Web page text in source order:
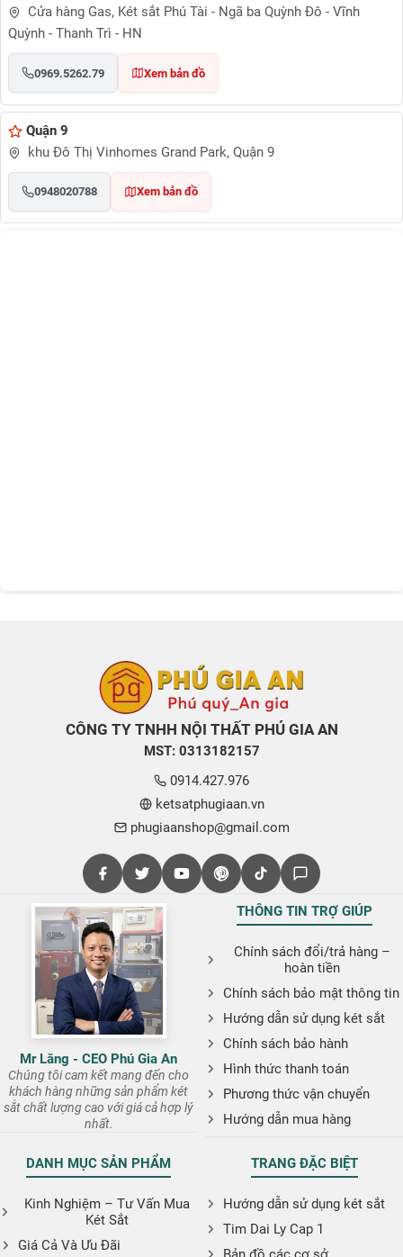
Cửa hàng Gas, Két sắt Phú Tài - Ngã ba Quỳnh Đô - Vĩnh
Quỳnh - Thanh Trì - HN
0969.5262.79 Xem bản đồ
Quận 9
khu Đô Thị Vinhomes Grand Park, Quận 9
0948020788 Xem bản đồ
CÔNG TY TNHH NỘI THẤT PHÚ GIA AN
MST: 0313182157
0914.427.976
ketsatphugiaan.vn
phugiaanshop@gmail.com
Mr Lăng - CEO Phú Gia An
Chúng tôi cam kết mang đến cho
khách hàng những sản phẩm két
sắt chất lượng cao với giá cả hợp lý
nhất.
THÔNG TIN TRỢ GIÚP
Chính sách đổi/trả hàng –
hoàn tiền
Chính sách bảo mật thông tin
Hướng dẫn sử dụng két sắt
Chính sách bảo hành
Hình thức thanh toán
Phương thức vận chuyển
Hướng dẫn mua hàng
DANH MỤC SẢN PHẨM
Kinh Nghiệm – Tư Vấn Mua
Két Sắt
Giá Cả Và Ưu Đãi
TRANG ĐẶC BIỆT
Hướng dẫn sử dụng két sắt
Tim Dai Ly Cap 1